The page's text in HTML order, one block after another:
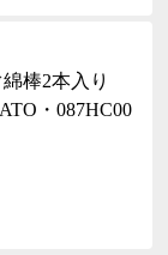
棒2本入り
・087HC00